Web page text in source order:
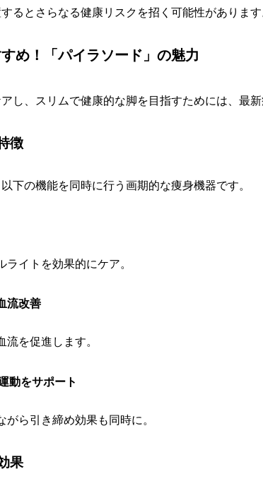
るとさらなる健康リスクを招く可能性があります
め！「パイラソード」の魅力
し、スリムで健康的な脚を目指すためには、最
徴
下の機能を同時に行う画期的な痩身機器です。
ライトを効果的にケア。
流改善
流を促進します。
動をサポート
がら引き締め効果も同時に。
果